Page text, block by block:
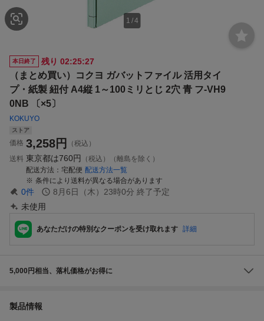
1 /4
本日終了 残り 02:25:26
（まとめ買い）コクヨ ガバットファイル 活用タイ
プ・紙製 紐付 A4縦 1～100ミリとじ 2穴 青 フ-VH9
0NB 〔×5〕
KOKUYO
ストア
価格 3,258円
（税込）
送料 東京都は760円
（税込）（離島を除く）
配送方法
宅配便 配送方法一覧
条件により送料が異なる場合があります
0件 8月6日（木）23時0分 終了予定
未使用
あなただけの特別なクーポンを受け取れます 詳細
5,000円相当、落札価格がお得に
製品情報